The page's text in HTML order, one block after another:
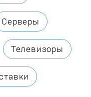
Серверы
Телевизоры